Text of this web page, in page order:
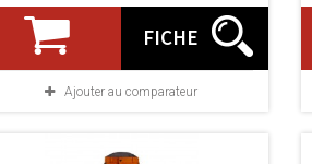
FICHE
Ajouter au comparateur